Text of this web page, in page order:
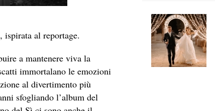
al reportage.
a mantenere viva la
immortalano le emozioni
al divertimento più
sfogliando l’album del